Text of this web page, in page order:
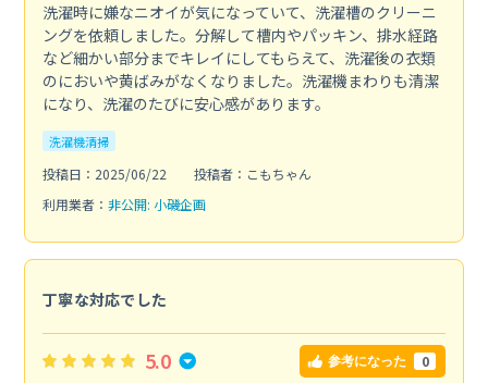
洗濯時に嫌なニオイが気になっていて、洗濯槽のクリーニ
ングを依頼しました。分解して槽内やパッキン、排水経路
など細かい部分までキレイにしてもらえて、洗濯後の衣類
のにおいや黄ばみがなくなりました。洗濯機まわりも清潔
になり、洗濯のたびに安心感があります。
洗濯機清掃
投稿日：2025/06/22
投稿者：こもちゃん
利用業者： 非公開: 小磯企画
丁寧な対応でした
5.0 参考になった 0